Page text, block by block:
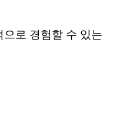
로 경험할 수 있는